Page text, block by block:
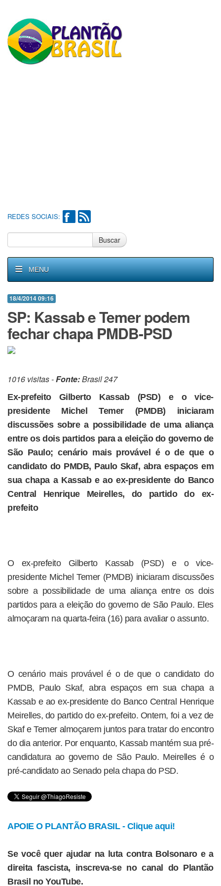
REDES SOCIAIS:
Buscar
MENU
18/4/2014 09:16
SP: Kassab e Temer podem
fechar chapa PMDB-PSD
1016 visitas -Fonte:Brasil 247
Ex-prefeito Gilberto Kassab (PSD) e o vice-
presidente Michel Temer (PMDB) iniciaram
discussões sobre a possibilidade de uma aliança
entre os dois partidos para a eleição do governo de
São Paulo; cenário mais provável é o de que o
candidato do PMDB, Paulo Skaf, abra espaços em
sua chapa a Kassab e ao ex-presidente do Banco
Central Henrique Meirelles, do partido do ex-
prefeito
O ex-prefeito Gilberto Kassab (PSD) e o vice-
presidente Michel Temer (PMDB) iniciaram discussões
sobre a possibilidade de uma aliança entre os dois
partidos para a eleição do governo de São Paulo. Eles
almoçaram na quarta-feira (16) para avaliar o assunto.
O cenário mais provável é o de que o candidato do
PMDB, Paulo Skaf, abra espaços em sua chapa a
Kassab e ao ex-presidente do Banco Central Henrique
Meirelles, do partido do ex-prefeito. Ontem, foi a vez de
Skaf e Temer almoçarem juntos para tratar do encontro
do dia anterior. Por enquanto, Kassab mantém sua pré-
candidatura ao governo de São Paulo. Meirelles é o
pré-candidato ao Senado pela chapa do PSD.
APOIE O PLANTÃO BRASIL - Clique aqui!
Se você quer ajudar na luta contra Bolsonaro e a
direita fascista, inscreva-se no canal do Plantão
Brasil no YouTube.